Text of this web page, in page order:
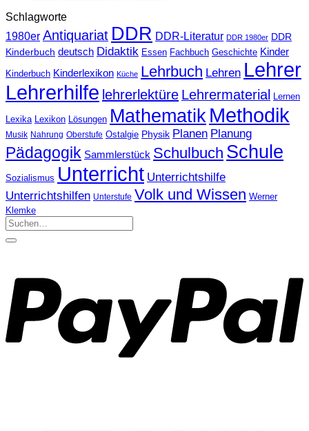
Schlagworte
1980er Antiquariat DDR DDR-Literatur DDR 1980er DDR
Kinderbuch deutsch Didaktik Essen Fachbuch Geschichte Kinder
Kinderbuch Kinderlexikon Küche Lehrbuch Lehren Lehrer
Lehrerhilfe lehrerlektüre Lehrermaterial Lernen
Lexika Lexikon Lösungen Mathematik Methodik
Musik Nahrung Oberstufe Ostalgie Physik Planen Planung
Pädagogik Sammlerstück Schulbuch Schule
Sozialismus Unterricht Unterrichtshilfe
Unterrichtshilfen Unterstufe Volk und Wissen Werner
Klemke
Suchen
nach: